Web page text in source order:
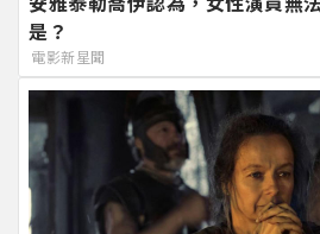
是？
電影新星聞